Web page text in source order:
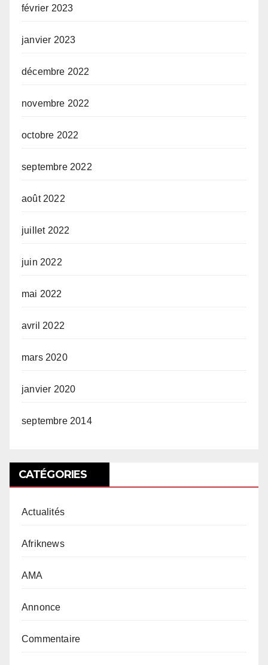
février 2023
janvier 2023
décembre 2022
novembre 2022
octobre 2022
septembre 2022
août 2022
juillet 2022
juin 2022
mai 2022
avril 2022
mars 2020
janvier 2020
septembre 2014
CATÉGORIES
Actualités
Afriknews
AMA
Annonce
Commentaire